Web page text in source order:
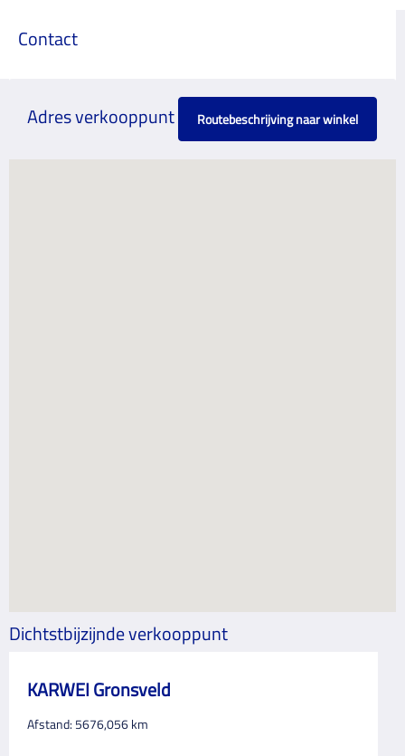
Contact
Adres verkooppunt Routebeschrijving naar winkel
Dichtstbijzijnde verkooppunt
KARWEI Gronsveld
Afstand: 5676,056km